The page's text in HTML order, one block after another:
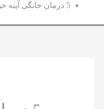
5 درمان خانگی آپنه خواب | بهترین متخصص درمان آپنه خواب